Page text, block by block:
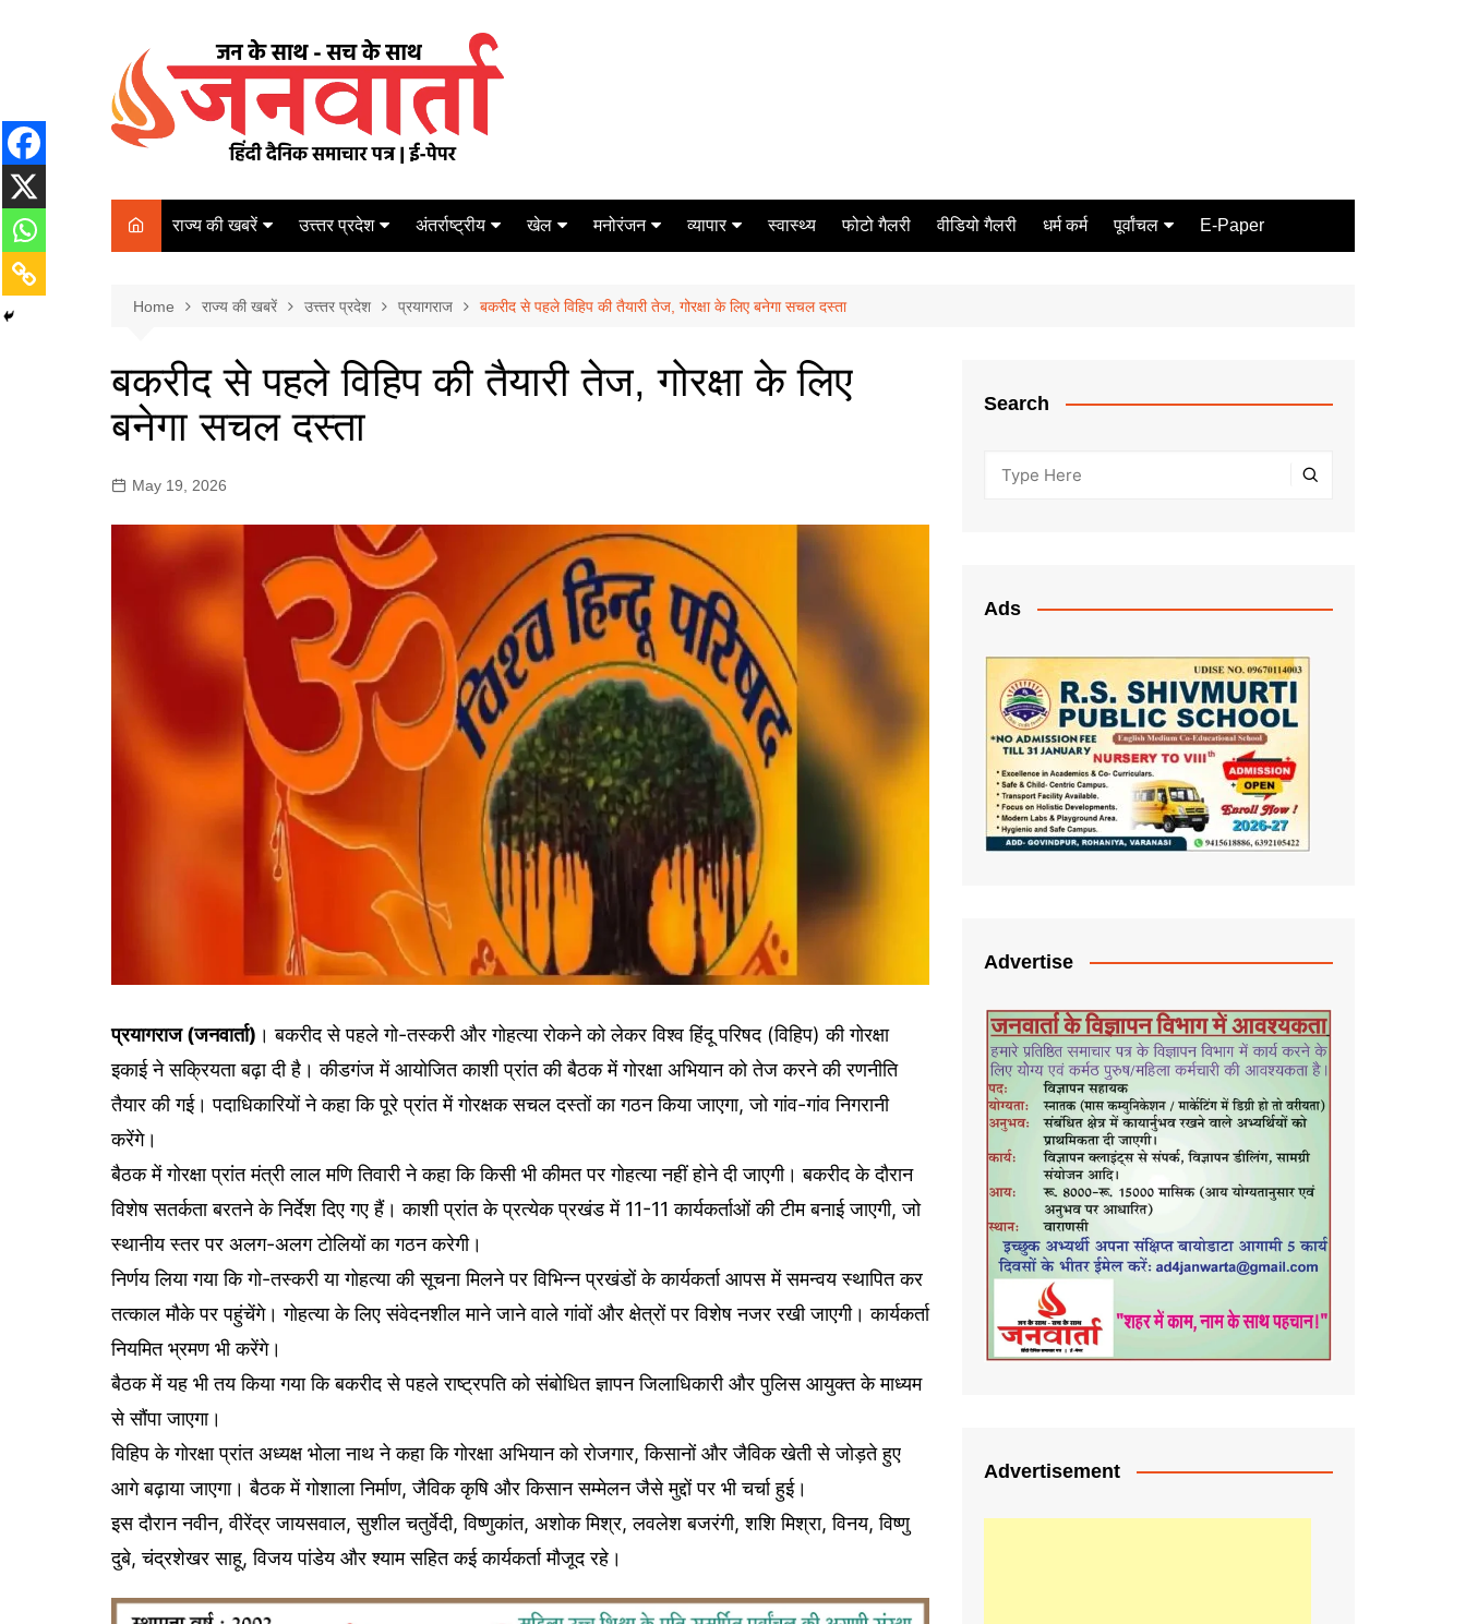
राज्य की खबरें
पटना
कोलकाता
नई दिल्ली
मुम्बई
उत्त्तर प्रदेश
कानपुर
आज़मगढ़
ग़ाज़ीपुर
लखनऊ
सोनभद्र
अंतर्राष्ट्रीय खेल
टेनिस
मनोरंजन
मिर्च मसाला
व्यापार
ऑटो मोबाइल
स्वास्थ्य फोटो गैलरी वीडियो गैलरी धर्म कर्म पूर्वांचल E-Paper
Home राज्य की खबरें उत्त्तर प्रदेश प्रयागराज बकरीद से पहले विहिप की तैयारी तेज, गोरक्षा के लिए बनेगा सचल दस्ता
बकरीद से पहले विहिप की तैयारी तेज, गोरक्षा के लिए
बनेगा सचल दस्ता
May 19, 2026
प्रयागराज (जनवार्ता) । बकरीद से पहले गो-तस्करी और गोहत्या रोकने को लेकर विश्व हिंदू परिषद (विहिप) की गोरक्षा
इकाई ने सक्रियता बढ़ा दी है। कीडगंज में आयोजित काशी प्रांत की बैठक में गोरक्षा अभियान को तेज करने की रणनीति
तैयार की गई। पदाधिकारियों ने कहा कि पूरे प्रांत में गोरक्षक सचल दस्तों का गठन किया जाएगा, जो गांव-गांव निगरानी
करेंगे।
बैठक में गोरक्षा प्रांत मंत्री लाल मणि तिवारी ने कहा कि किसी भी कीमत पर गोहत्या नहीं होने दी जाएगी। बकरीद के दौरान
विशेष सतर्कता बरतने के निर्देश दिए गए हैं। काशी प्रांत के प्रत्येक प्रखंड में 11-11 कार्यकर्ताओं की टीम बनाई जाएगी, जो
स्थानीय स्तर पर अलग-अलग टोलियों का गठन करेगी।
निर्णय लिया गया कि गो-तस्करी या गोहत्या की सूचना मिलने पर विभिन्न प्रखंडों के कार्यकर्ता आपस में समन्वय स्थापित कर
तत्काल मौके पर पहुंचेंगे। गोहत्या के लिए संवेदनशील माने जाने वाले गांवों और क्षेत्रों पर विशेष नजर रखी जाएगी। कार्यकर्ता
नियमित भ्रमण भी करेंगे।
बैठक में यह भी तय किया गया कि बकरीद से पहले राष्ट्रपति को संबोधित ज्ञापन जिलाधिकारी और पुलिस आयुक्त के माध्यम
से सौंपा जाएगा।
विहिप के गोरक्षा प्रांत अध्यक्ष भोला नाथ ने कहा कि गोरक्षा अभियान को रोजगार, किसानों और जैविक खेती से जोड़ते हुए
आगे बढ़ाया जाएगा। बैठक में गोशाला निर्माण, जैविक कृषि और किसान सम्मेलन जैसे मुद्दों पर भी चर्चा हुई।
इस दौरान नवीन, वीरेंद्र जायसवाल, सुशील चतुर्वेदी, विष्णुकांत, अशोक मिश्र, लवलेश बजरंगी, शशि मिश्रा, विनय, विष्णु
दुबे, चंद्रशेखर साहू, विजय पांडेय और श्याम सहित कई कार्यकर्ता मौजूद रहे।
Search
Ads
Advertise
Advertisement